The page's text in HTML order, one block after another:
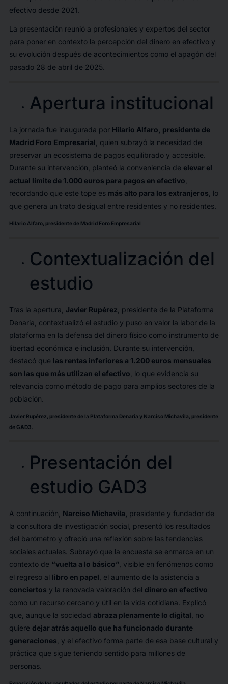
efectivo desde 2021.
La presentación reunió a profesionales y expertos del sector
para poner en contexto la percepción del dinero en efectivo y
su evolución después de acontecimientos como el apagón del
pasado 28 de abril de 2025.
Apertura institucional
La jornada fue inaugurada por Hilario Alfaro, presidente de
Madrid Foro Empresarial , quien subrayó la necesidad de
preservar un ecosistema de pagos equilibrado y accesible.
Durante su intervención, planteó la conveniencia de elevar el
actual límite de 1.000 euros para pagos en efectivo
recordando que este tope es más alto para los extranjeros , lo
que genera un trato desigual entre residentes y no residentes.
Hilario Alfaro, presidente de Madrid Foro Empresarial
Contextualización del
estudio
Tras la apertura, Javier Rupérez , presidente de la Plataforma
Denaria, contextualizó el estudio y puso en valor la labor de la
plataforma en la defensa del dinero físico como instrumento de
libertad económica e inclusión. Durante su intervención,
destacó que las rentas inferiores a 1.200 euros mensuales
son las que más utilizan el efectivo , lo que evidencia su
relevancia como método de pago para amplios sectores de la
población.
Javier Rupérez, presidente de la Plataforma Denaria y Narciso Michavila, presidente
de GAD3.
Presentación del
estudio GAD3
A continuación, Narciso Michavila, presidente y fundador de
la consultora de investigación social, presentó los resultados
del barómetro y ofreció una reflexión sobre las tendencias
sociales actuales. Subrayó que la encuesta se enmarca en un
contexto de “vuelta a lo básico”, visible en fenómenos como
el regreso al libro en papel , el aumento de la asistencia a
conciertos y la renovada valoración del dinero en efectivo
como un recurso cercano y útil en la vida cotidiana. Explicó
que, aunque la sociedad abraza plenamente lo digital , no
quiere dejar atrás aquello que ha funcionado durante
generaciones , y el efectivo forma parte de esa base cultural y
práctica que sigue teniendo sentido para millones de
personas.